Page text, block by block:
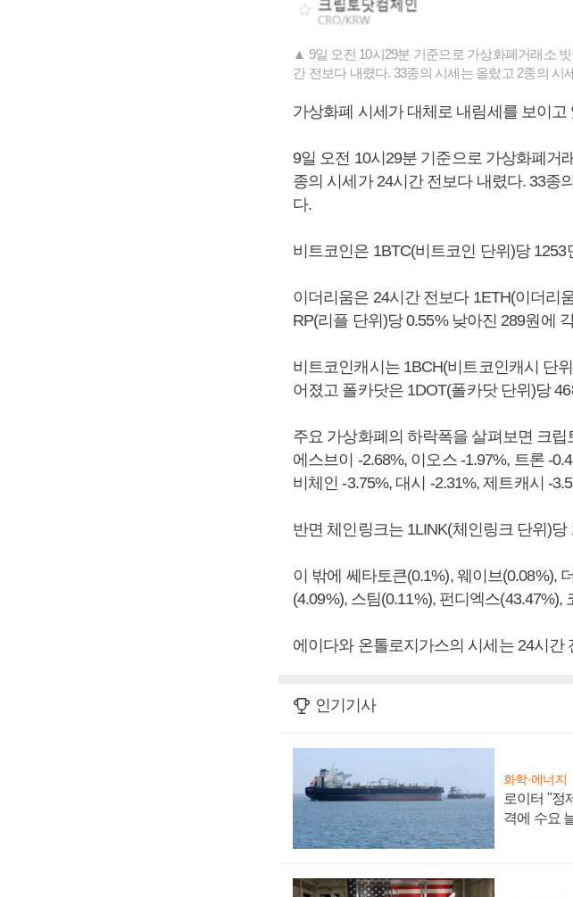
▲ 9일 오전 10시29분 기준으로 가상화폐거래소
간 전보다 내렸다. 33종의 시세는 올랐고 2종의 시
가상화폐 시세가 대체로 내림세를 보이고
9일 오전 10시29분 기준으로 가상화폐거
종의 시세가 24시간 전보다 내렸다. 33종
다.
비트코인은 1BTC(비트코인 단위)당
이더리움은 24시간 전보다 1ETH(이더리
RP(리플 단위)당 0.55% 낮아진 289원에
비트코인캐시는 1BCH(비트코인캐시 단
어졌고 폴카닷은 1DOT(폴카닷 단위)당
주요 가상화폐의 하락폭을 살펴보면 크
에스브이 -2.68%, 이오스 -1.97%, 트론 -
비체인 -3.75%, 대시 -2.31%, 제트캐시 -
반면 체인링크는 1LINK(체인링크 단위)
이 밖에 쎄타토큰(0.1%), 웨이브(0.08%),
(4.09%), 스팀(0.11%), 펀디엑스
에이다와 온톨로지가스의 시세는 24시간
인기기사
화학·에너지
로이터 "정
격에 수요